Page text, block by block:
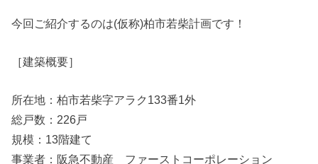
今回ご紹介するのは(仮称)柏市若柴計画です！
［建築概要］
所在地：柏市若柴字アラク133番1外
総戸数：226戸
規模：13階建て
事業者：阪急不動産 ファーストコーポレーション